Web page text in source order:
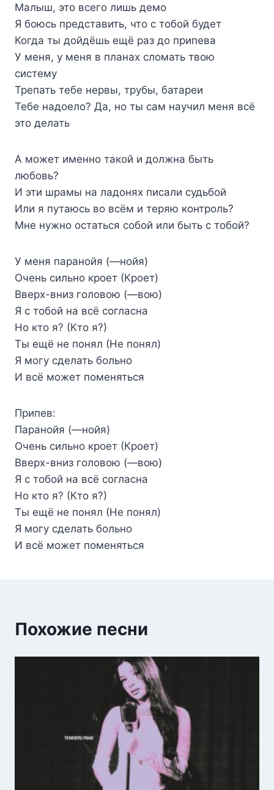
Малыш, это всего лишь демо
Я боюсь представить, что с тобой будет
Когда ты дойдёшь ещё раз до припева
У меня, у меня в планах сломать твою
систему
Трепать тебе нервы, трубы, батареи
Тебе надоело? Да, но ты сам научил меня всё
это делать
А может именно такой и должна быть
любовь?
И эти шрамы на ладонях писали судьбой
Или я путаюсь во всём и теряю контроль?
Мне нужно остаться собой или быть с тобой?
У меня паранойя (—нойя)
Очень сильно кроет (Кроет)
Вверх-вниз головою (—вою)
Я с тобой на всё согласна
Но кто я? (Кто я?)
Ты ещё не понял (Не понял)
Я могу сделать больно
И всё может поменяться
Припев:
Паранойя (—нойя)
Очень сильно кроет (Кроет)
Вверх-вниз головою (—вою)
Я с тобой на всё согласна
Но кто я? (Кто я?)
Ты ещё не понял (Не понял)
Я могу сделать больно
И всё может поменяться
Похожие песни